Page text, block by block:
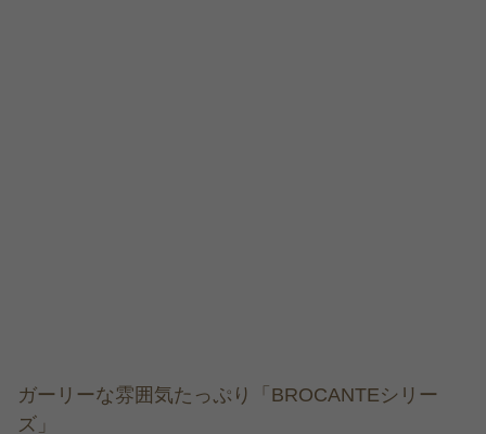
ガーリーな雰囲気たっぷり「BROCANTEシリー
ズ」